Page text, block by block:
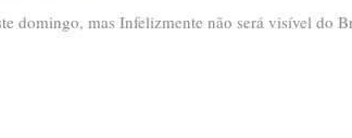
domingo, mas Infelizmente não será visível do